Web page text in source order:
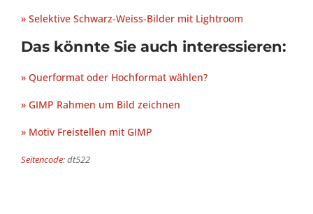
» Selektive Schwarz-Weiss-Bilder mit Lightroom
Das könnte Sie auch interessieren:
» Querformat oder Hochformat wählen?
» GIMP Rahmen um Bild zeichnen
» Motiv Freistellen mit GIMP
Seitencode: dt522